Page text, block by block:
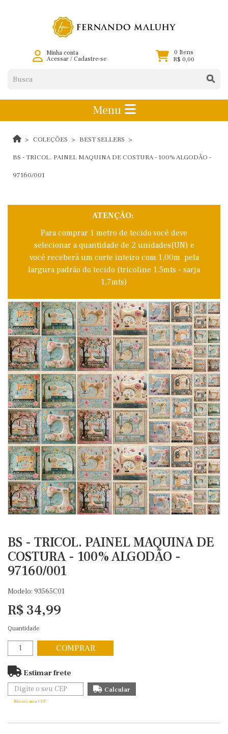
Minha conta
Acessar/ Cadastre-se
0 Itens
R$ 0,00
Menu
COLEÇÕES BEST SELLERS
BS - TRICOL. PAINEL MAQUINA DE COSTURA - 100% ALGODÃO -
97160/001
ATENÇÃO:
Para comprar 1 metro de tecido você deve
selecionar a quantidade de 2 unidades(UN) e
você receberá um corte inteiro com 1,00m pela
largura padrão do tecido (tricoline 1,5mts - sarja
1,7mts)
BS - TRICOL. PAINEL MAQUINA DE
COSTURA - 100% ALGODÃO -
97160/001
Modelo: 93565C01
R$ 34,99
Quantidade
COMPRAR
Estimar frete
Não sei meu CEP